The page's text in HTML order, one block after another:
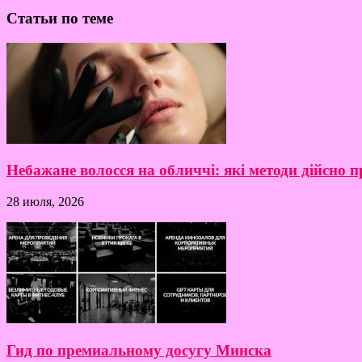
Статьи по теме
Небажане волосся на обличчі: які методи дійсно
28 июля, 2026
Гид по премиальному досугу Минска